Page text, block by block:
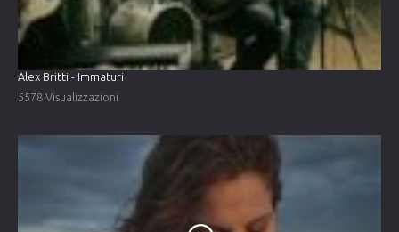
Alex Britti - Immaturi
5578 Visualizzazioni